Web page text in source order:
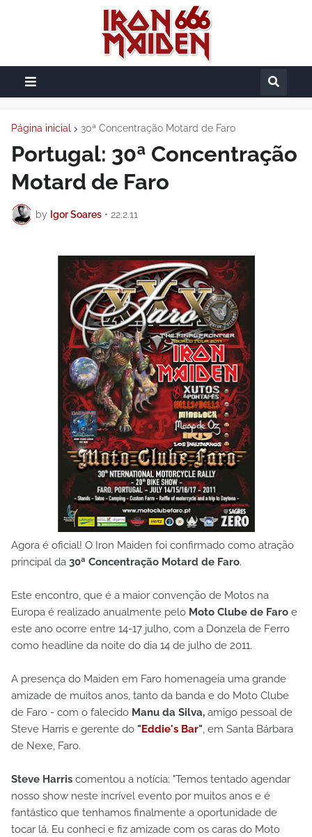
Página inicial 30ª Concentração Motard de Faro
Portugal: 30ª Concentração
Motard de Faro
by Igor Soares • 22.2.11
Agora é oficial! O Iron Maiden foi confirmado como atração
principal da 30ª Concentração Motard de Faro.
Este encontro, que é a maior convenção de Motos na
Europa é realizado anualmente pelo Moto Clube de Faro e
este ano ocorre entre 14-17 julho, com a Donzela de Ferro
como headline da noite do dia 14 de julho de 2011.
A presença do Maiden em Faro homenageia uma grande
amizade de muitos anos, tanto da banda e do Moto Clube
de Faro - com o falecido Manu da Silva, amigo pessoal de
Steve Harris e gerente do "Eddie's Bar", em Santa Bárbara
de Nexe, Faro.
Steve Harris comentou a notícia: "Temos tentado agendar
nosso show neste incrível evento por muitos anos e é
fantástico que tenhamos finalmente a oportunidade de
tocar lá. Eu conheci e fiz amizade com os caras do Moto